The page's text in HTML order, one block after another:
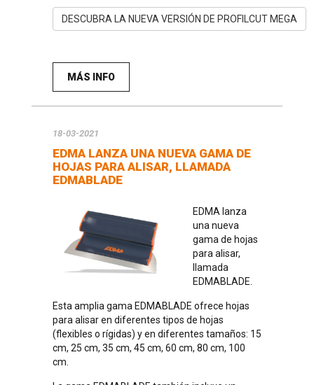
DESCUBRA LA NUEVA VERSIÓN DE PROFILCUT MEGA
MÁS INFO
18-03-2021
EDMA LANZA UNA NUEVA GAMA DE
HOJAS PARA ALISAR, LLAMADA
EDMABLADE
EDMA lanza
una nueva
gama de hojas
para alisar,
llamada
EDMABLADE.
Esta amplia gama EDMABLADE ofrece hojas
para alisar en diferentes tipos de hojas
(flexibles o rígidas) y en diferentes tamaños: 15
cm, 25 cm, 35 cm, 45 cm, 60 cm, 80 cm, 100
cm.